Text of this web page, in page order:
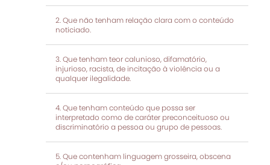
Que não tenham relação clara com o conteúdo
noticiado.
Que tenham teor calunioso, difamatório,
injurioso, racista, de incitação à violência ou a
qualquer ilegalidade.
Que tenham conteúdo que possa ser
interpretado como de caráter preconceituoso ou
discriminatório a pessoa ou grupo de pessoas.
Que contenham linguagem grosseira, obscena